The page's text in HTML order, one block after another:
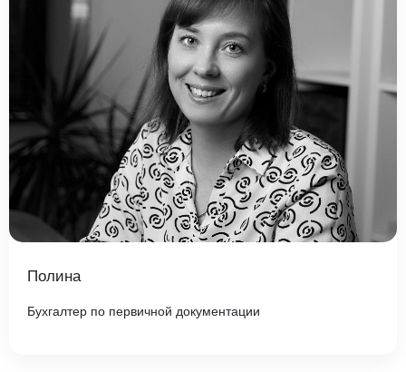
Полина
Бухгалтер по первичной документации